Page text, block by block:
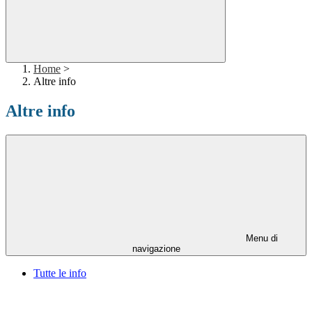
Home >
Altre info
Altre info
Menu di
navigazione
Tutte le info